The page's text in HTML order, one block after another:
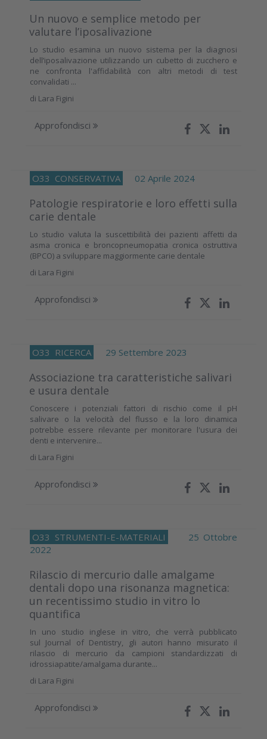
Un nuovo e semplice metodo per
valutare l’iposalivazione
Lo studio esamina un nuovo sistema per la diagnosi
dell’iposalivazione utilizzando un cubetto di zucchero e
ne confronta l'affidabilità con altri metodi di test
convalidati ...
di Lara Figini
Approfondisci
O33 CONSERVATIVA 02 Aprile 2024
Patologie respiratorie e loro effetti sulla
carie dentale
Lo studio valuta la suscettibilità dei pazienti affetti da
asma cronica e broncopneumopatia cronica ostruttiva
(BPCO) a sviluppare maggiormente carie dentale
di Lara Figini
Approfondisci
O33 RICERCA 29 Settembre 2023
Associazione tra caratteristiche salivari
e usura dentale
Conoscere i potenziali fattori di rischio come il pH
salivare o la velocità del flusso e la loro dinamica
potrebbe essere rilevante per monitorare l'usura dei
denti e intervenire...
di Lara Figini
Approfondisci
O33 STRUMENTI-E-MATERIALI
25 Ottobre
2022
Rilascio di mercurio dalle amalgame
dentali dopo una risonanza magnetica:
un recentissimo studio in vitro lo
quantifica
In uno studio inglese in vitro, che verrà pubblicato
sul Journal of Dentistry, gli autori hanno misurato il
rilascio di mercurio da campioni standardizzati di
idrossiapatite/amalgama durante...
di Lara Figini
Approfondisci